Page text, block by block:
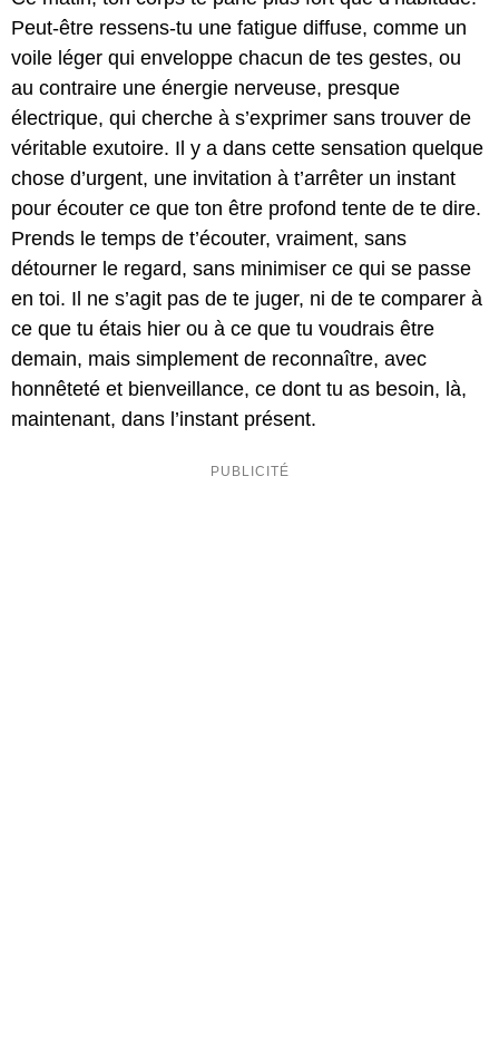
Peut-être ressens-tu une fatigue diffuse, comme un
voile léger qui enveloppe chacun de tes gestes, ou
au contraire une énergie nerveuse, presque
électrique, qui cherche à s’exprimer sans trouver de
véritable exutoire. Il y a dans cette sensation quelque
chose d’urgent, une invitation à t’arrêter un instant
pour écouter ce que ton être profond tente de te dire.
Prends le temps de t’écouter, vraiment, sans
détourner le regard, sans minimiser ce qui se passe
en toi. Il ne s’agit pas de te juger, ni de te comparer à
ce que tu étais hier ou à ce que tu voudrais être
demain, mais simplement de reconnaître, avec
honnêteté et bienveillance, ce dont tu as besoin, là,
maintenant, dans l’instant présent.